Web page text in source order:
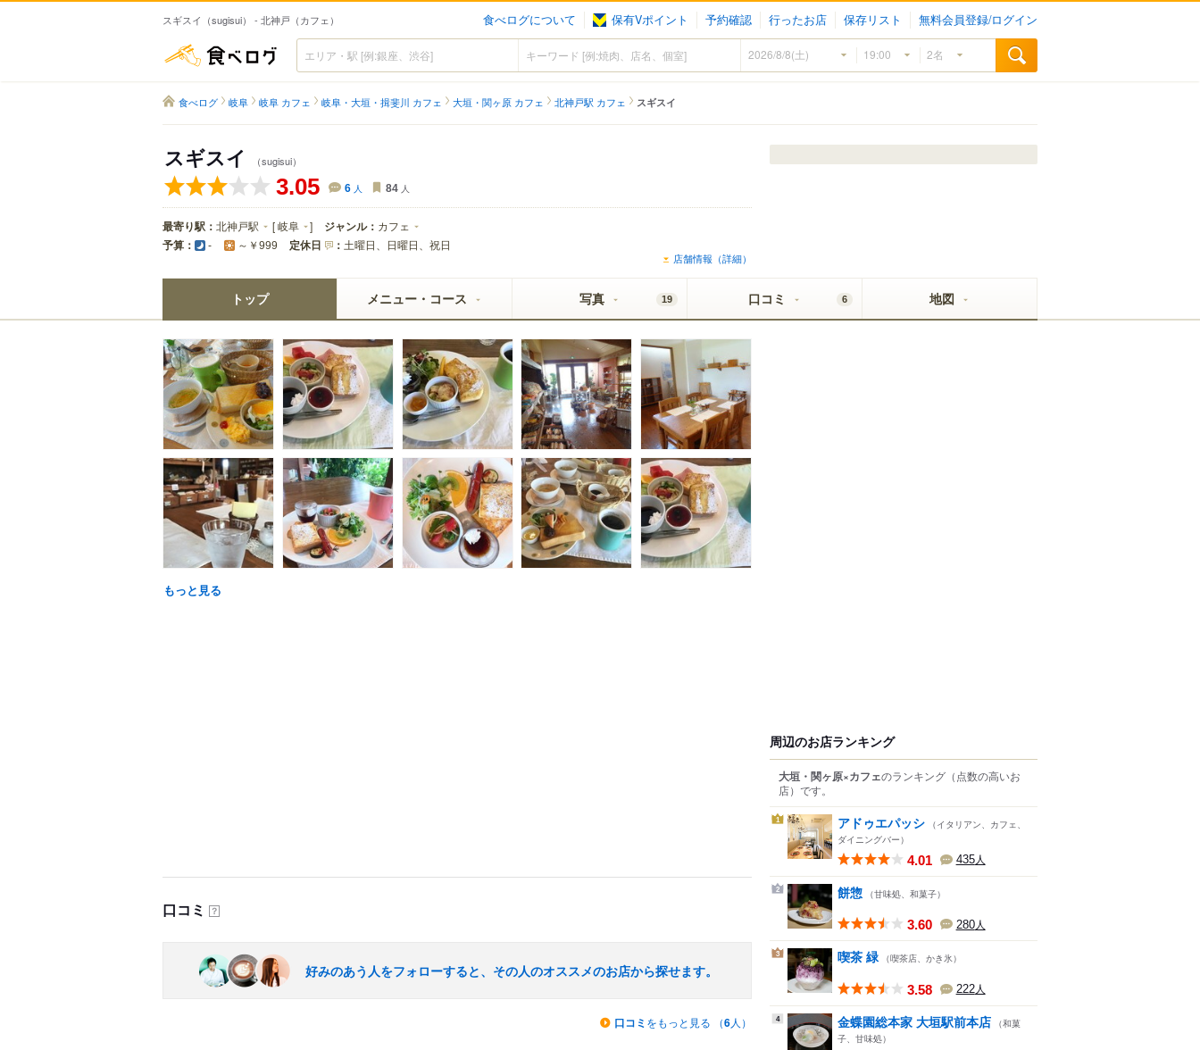
スギスイ（sugisui） - 北神戸（カフェ） 食べログについて 保有Vポイント 予約確認 行ったお店 保存リスト 無料会員登録/ログイン
食べログ
食べログ 岐阜 岐阜 カフェ 岐阜・大垣・揖斐川 カフェ 大垣・関ヶ原 カフェ 北神戸駅 カフェ スギスイ
スギスイ （sugisui）
3.05 6 人 84 人
最寄り駅： 北神戸駅 [岐阜 ] ジャンル： カフェ
予算： - ～￥999 定休日 ： 土曜日、日曜日、祝日
店舗情報（詳細）
トップ メニュー・コース 写真 19 口コミ 6 地図
もっと見る
口コミ ？
好みのあう人をフォローすると、その人のオススメのお店から探せます。
口コミ をもっと見る （6人）
周辺のお店ランキング
大垣・関ヶ原×カフェのランキング （点数の高いお
店） です。
1 アドゥエパッシ （イタリアン、カフェ、
ダイニングバー）
4.01 435人
2 餅惣 （甘味処、和菓子）
3.60 280人
3 喫茶 緑 （喫茶店、かき氷）
3.58 222人
4 金蝶園総本家 大垣駅前本店 （和菓
子、甘味処）